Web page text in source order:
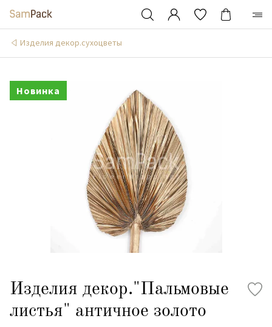
Изделия декор.сухоцветы
Новинка
Изделия декор."Пальмовые
листья" античное золото